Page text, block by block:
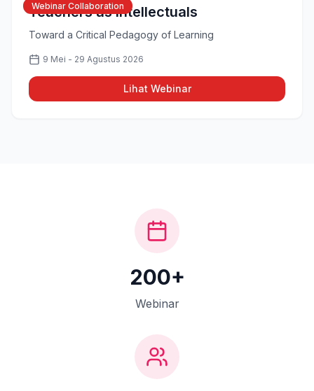
Webinar Collaboration
Teachers as Intellectuals
Toward a Critical Pedagogy of Learning
9 Mei - 29 Agustus 2026
Lihat Webinar
200+
Webinar